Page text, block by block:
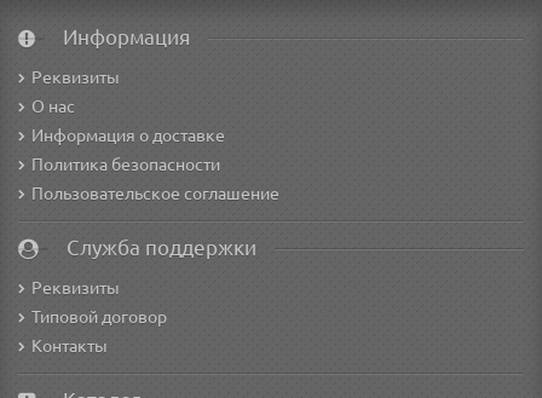
Информация
Реквизиты
О нас
Информация о доставке
Политика безопасности
Пользовательское соглашение
Служба поддержки
Реквизиты
Типовой договор
Контакты